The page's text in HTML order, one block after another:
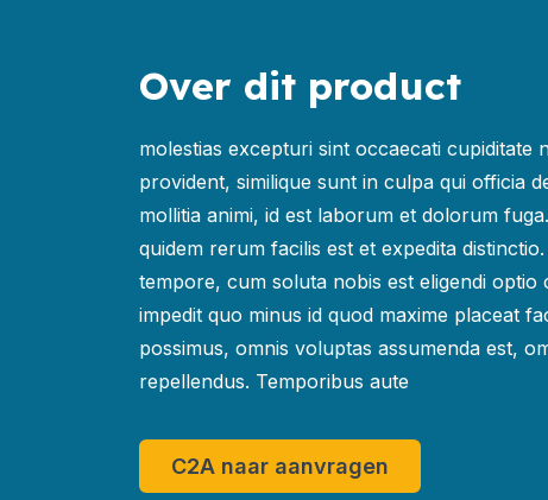
Over dit product
molestias excepturi sint occaecati cupiditate
provident, similique sunt in culpa qui officia
mollitia animi, id est laborum et dolorum
quidem rerum facilis est et expedita
tempore, cum soluta nobis est eligendi optio
impedit quo minus id quod maxime placeat
possimus, omnis voluptas assumenda est,
repellendus. Temporibus aute
C2A naar aanvragen